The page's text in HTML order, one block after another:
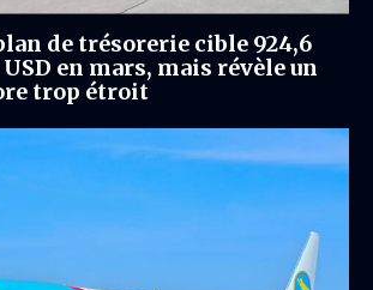
de trésorerie cible 924,6
en mars, mais révèle un
trop étroit